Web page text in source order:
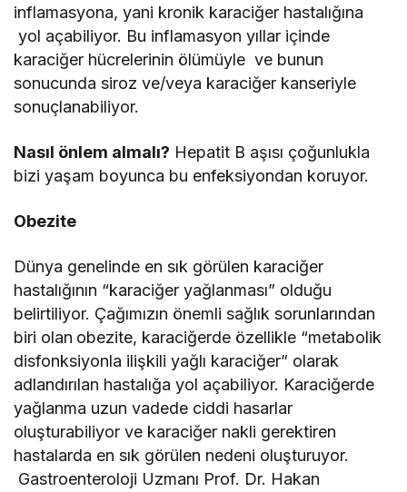
inflamasyona, yani kronik karaciğer hastalığına
yol açabiliyor. Bu inflamasyon yıllar içinde
karaciğer hücrelerinin ölümüyle ve bunun
sonucunda siroz ve/veya karaciğer kanseriyle
sonuçlanabiliyor.
Nasıl önlem almalı? Hepatit B aşısı çoğunlukla
bizi yaşam boyunca bu enfeksiyondan koruyor.
Obezite
Dünya genelinde en sık görülen karaciğer
hastalığının “karaciğer yağlanması” olduğu
belirtiliyor. Çağımızın önemli sağlık sorunlarından
biri olan obezite, karaciğerde özellikle “metabolik
disfonksiyonla ilişkili yağlı karaciğer” olarak
adlandırılan hastalığa yol açabiliyor. Karaciğerde
yağlanma uzun vadede ciddi hasarlar
oluşturabiliyor ve karaciğer nakli gerektiren
hastalarda en sık görülen nedeni oluşturuyor.
Gastroenteroloji Uzmanı Prof. Dr. Hakan